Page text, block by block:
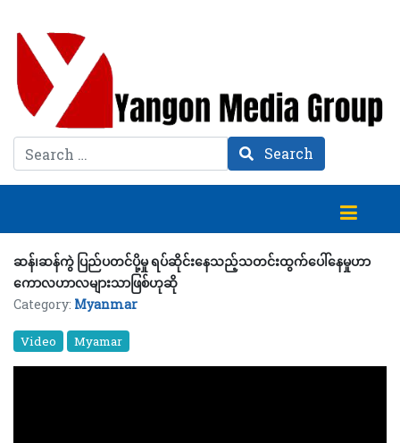
Search Search
ဆန်၊ဆန်ကွဲ ပြည်ပတင်ပို့မှု ရပ်ဆိုင်းနေသည့်သတင်းထွက်ပေါ်နေမှုဟာ
ကောလဟာလများသာဖြစ်ဟုဆို
Category: Myanmar
Video Myamar